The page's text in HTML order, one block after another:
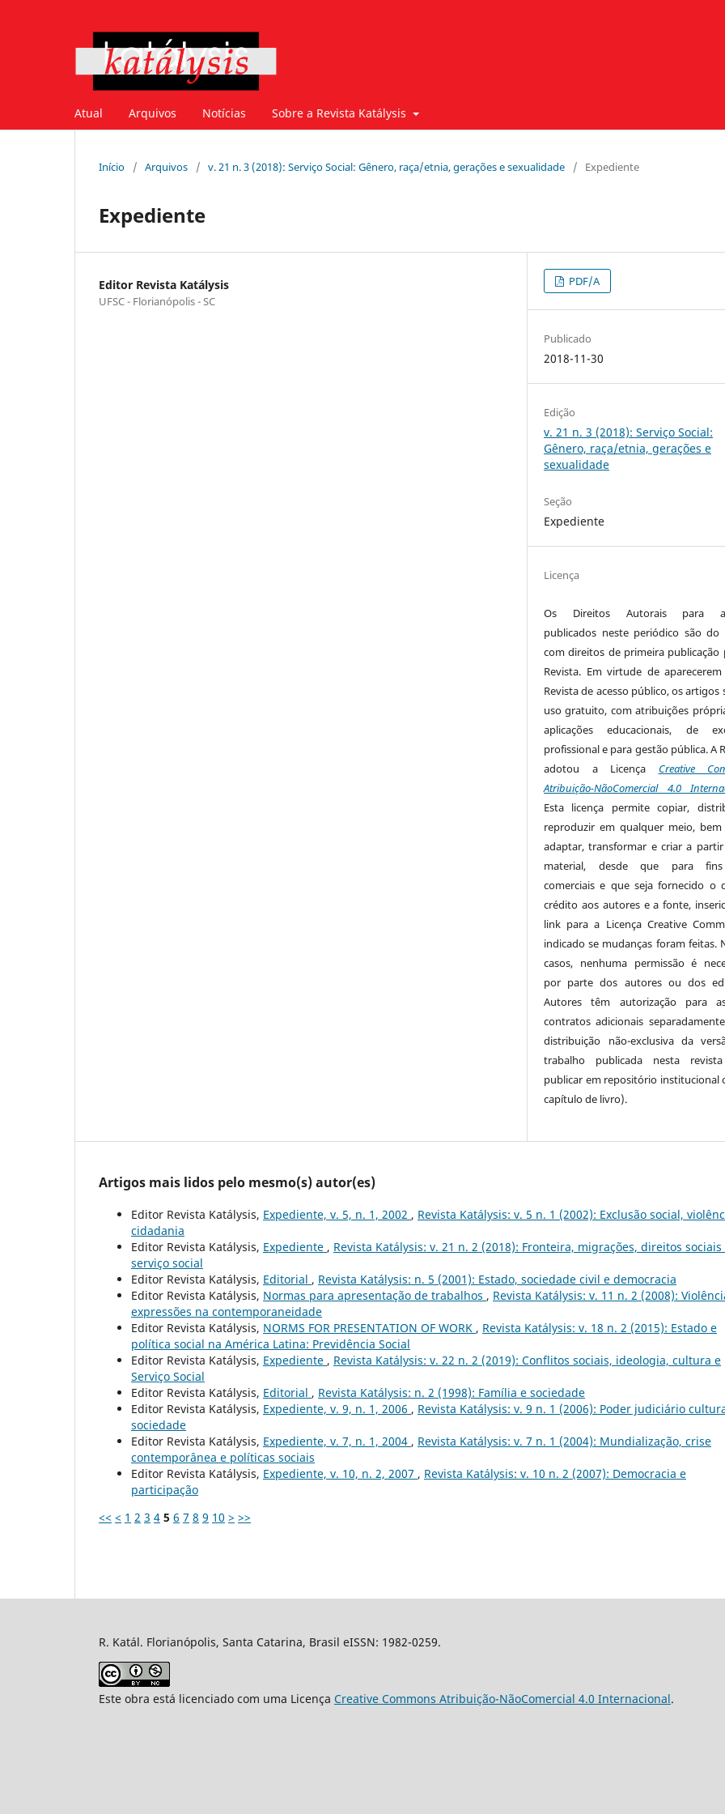
Atual Arquivos Notícias Sobre a Revista Katálysis
Início / Arquivos / v. 21 n. 3 (2018): Serviço Social: Gênero, raça/etnia, gerações e sexualidade / Expediente
Expediente
Editor Revista Katálysis
UFSC - Florianópolis - SC
PDF/A
Publicado
2018-11-30
Edição
v. 21 n. 3 (2018): Serviço Social:
Gênero, raça/etnia, gerações e
sexualidade
Seção
Expediente
Licença
Os Direitos Autorais para
publicados neste periódico são do
com direitos de primeira publicação
Revista. Em virtude de
Revista de acesso público, os artigos
uso gratuito, com atribuições
aplicações educacionais, de
profissional e para gestão pública. A
adotou a Licença Creative
Atribuição-NãoComercial 4.0
Esta licença permite copiar,
reproduzir em qualquer meio,
adaptar, transformar e criar a
material, desde que para
comerciais e que seja fornecido o
crédito aos autores e a fonte,
link para a Licença Creative
indicado se mudanças foram feitas.
casos, nenhuma permissão é
por parte dos autores ou dos
Autores têm autorização para
contratos adicionais
distribuição não-exclusiva da
trabalho publicada nesta
publicar em repositório institucional
capítulo de livro).
Artigos mais lidos pelo mesmo(s) autor(es)
Editor Revista Katálysis, Expediente, v. 5, n. 1, 2002 , Revista Katálysis: v. 5 n. 1 (2002): Exclusão social,
cidadania
Editor Revista Katálysis, Expediente , Revista Katálysis: v. 21 n. 2 (2018): Fronteira, migrações, direitos sociais
serviço social
Editor Revista Katálysis, Editorial , Revista Katálysis: n. 5 (2001): Estado, sociedade civil e democracia
Editor Revista Katálysis, Normas para apresentação de trabalhos , Revista Katálysis: v. 11 n. 2 (2008):
expressões na contemporaneidade
Editor Revista Katálysis, NORMS FOR PRESENTATION OF WORK , Revista Katálysis: v. 18 n. 2 (2015): Estado e
política social na América Latina: Previdência Social
Editor Revista Katálysis, Expediente , Revista Katálysis: v. 22 n. 2 (2019): Conflitos sociais, ideologia, cultura e
Serviço Social
Editor Revista Katálysis, Editorial , Revista Katálysis: n. 2 (1998): Família e sociedade
Editor Revista Katálysis, Expediente, v. 9, n. 1, 2006 , Revista Katálysis: v. 9 n. 1 (2006): Poder judiciário
sociedade
Editor Revista Katálysis, Expediente, v. 7, n. 1, 2004 , Revista Katálysis: v. 7 n. 1 (2004): Mundialização, crise
contemporânea e políticas sociais
Editor Revista Katálysis, Expediente, v. 10, n. 2, 2007 , Revista Katálysis: v. 10 n. 2 (2007): Democracia e
participação
<< < 1 2 3 4 5 6 7 8 9 10 > >>
R. Katál. Florianópolis, Santa Catarina, Brasil eISSN: 1982-0259.
Este obra está licenciado com uma Licença Creative Commons Atribuição-NãoComercial 4.0 Internacional.